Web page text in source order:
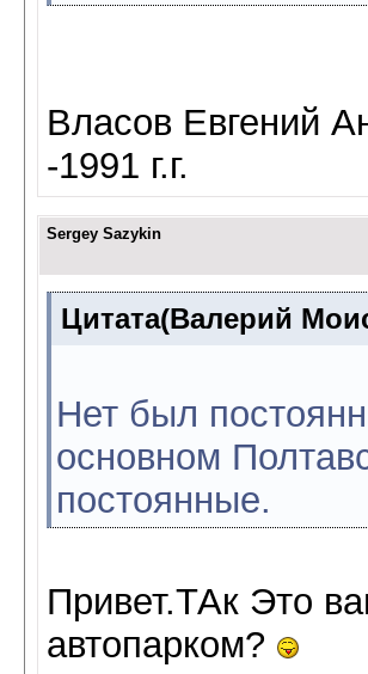
Власов Евгений
-1991 г.г.
Sergey Sazykin
Цитата(Валерий
Нет был
основном
постоянные.
Привет.ТАк Это
автопарком?